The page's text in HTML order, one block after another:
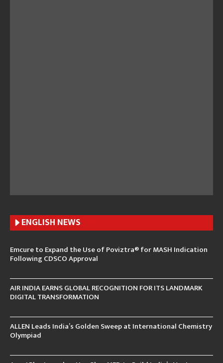
ENGLISH NEWS
Emcure to Expand the Use of Poviztra® for MASH Indication
Following CDSCO Approval
AIR INDIA EARNS GLOBAL RECOGNITION FOR ITS LANDMARK
DIGITAL TRANSFORMATION
ALLEN Leads India’s Golden Sweep at International Chemistry
Olympiad